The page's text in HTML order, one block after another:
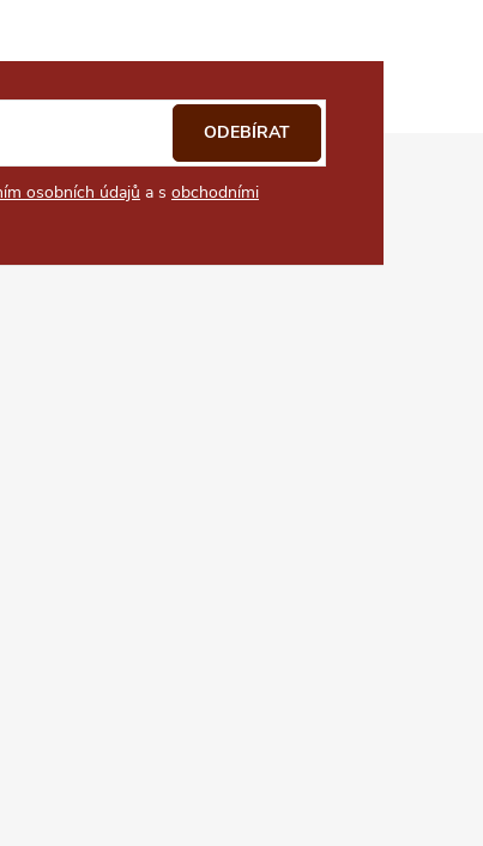
osobních údajů a s obchodními
ODEBÍRAT